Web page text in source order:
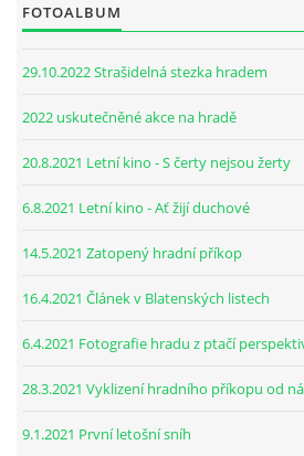
FOTOALBUM
29.10.2022 Strašidelná stezka hradem
2022 uskutečněné akce na hradě
20.8.2021 Letní kino - S čerty nejsou žerty
6.8.2021 Letní kino - Ať žijí duchové
14.5.2021 Zatopený hradní příkop
16.4.2021 Článek v Blatenských listech
6.4.2021 Fotografie hradu z ptačí
28.3.2021 Vyklizení hradního příkopu od
9.1.2021 První letošní sníh